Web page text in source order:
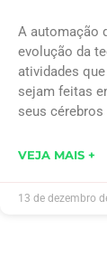
A automação
evolução da
atividades
sejam feitas
seus
VEJA MAIS +
13 de dezembro